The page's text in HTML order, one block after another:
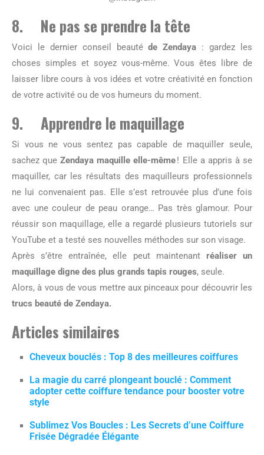
8. Ne pas se prendre la tête
Voici le dernier conseil beautéde Zendaya : gardez les
choses simples et soyez vous-même. Vous êtes libre de
laisser libre cours à vos idées et votre créativité en fonction
de votre activité ou de vos humeurs du moment.
9. Apprendre le maquillage
Si vous ne vous sentez pas capable de maquiller seule,
sachez queZendaya maquille elle-même! Elle a appris à se
maquiller, car les résultats des maquilleurs professionnels
ne lui convenaient pas. Elle s’est retrouvée plus d’une fois
avec une couleur de peau orange… Pas très glamour. Pour
réussir son maquillage, elle a regardé plusieurs tutoriels sur
YouTube et a testé ses nouvelles méthodes sur son visage.
Après s’être entraînée, elle peut maintenant réaliser un
maquillage digne des plus grands tapis rouges, seule.
Alors, à vous de vous mettre aux pinceaux pour découvrir les
trucs beauté de Zendaya.
Articles similaires
Cheveux bouclés : Top 8 des meilleures coiffures
La magie du carré plongeant bouclé : Comment
adopter cette coiffure tendance pour booster votre
style
Sublimez Vos Boucles : Les Secrets d’une Coiffure
Frisée Dégradée Élégante